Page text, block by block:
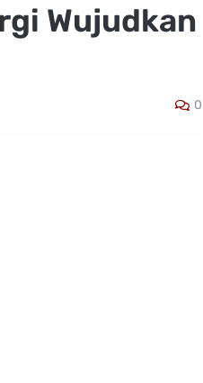
Wujudkan
0